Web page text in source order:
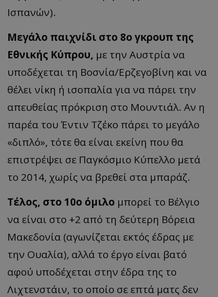
Ισπανών).
Μεγάλο παιχνίδι στο 8ο γκρουπ της
Εθνικής Κύπρου, με την Αυστρία να
υποδέχεται τη Βοσνία/Ερζεγοβίνη και να
θέλει νίκη ή ισοπαλία για να πάρει την
απευθείας πρόκριση στο Μουντιάλ. Αν η
παρέα του Έντιν Τζέκο πάρει το μεγάλο
«διπλό», τότε θα είναι εκείνη που θα
επιστρέψει σε Παγκόσμιο Κύπελλο μετά
το 2014, χωρίς να βρεθεί στα μπαράζ.
Τέλος, στο 10ο όμιλο μπορεί το Βέλγιο
να είναι στο +2 από τη δεύτερη Βόρεια
Μακεδονία (αγωνίζεται εκτός έδρας με
την Ουαλία), αλλά το έργο είναι βατό
αφού υποδέχεται στην έδρα της το
Λιχτενστάιν, το οποίο σε επτά ματς δεν